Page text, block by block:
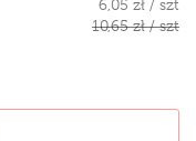
6,05 zł / szt
10,65 zł / szt